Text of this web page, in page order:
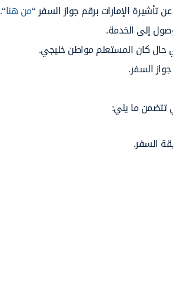
تأشيرة الإمارات برقم جواز السفر “من هنا“.
إلى الخدمة.
حال كان المستعلم مواطن خليجي.
السفر.
تتضمن ما يلي:
السفر.